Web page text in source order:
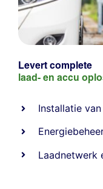
Levert complete
laad- en accu
Installatie
Laadnetwerk